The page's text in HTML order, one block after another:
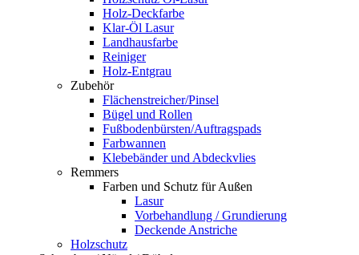
Holz-Deckfarbe
Klar-Öl Lasur
Landhausfarbe
Reiniger
Holz-Entgrau
Zubehör
Flächenstreicher/Pinsel
Bügel und Rollen
Fußbodenbürsten/Auftragspads
Farbwannen
Klebebänder und Abdeckvlies
Remmers
Farben und Schutz für Außen
Lasur
Vorbehandlung / Grundierung
Deckende Anstriche
Holzschutz